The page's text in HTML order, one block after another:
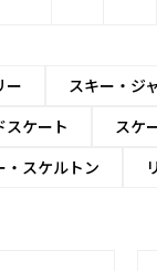
ー スキー・ジ
スケート スケ
・スケルトン